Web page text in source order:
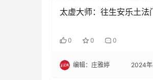
太虚大师：往生安乐土法
0 0 0
编辑：庄雅婷 2024